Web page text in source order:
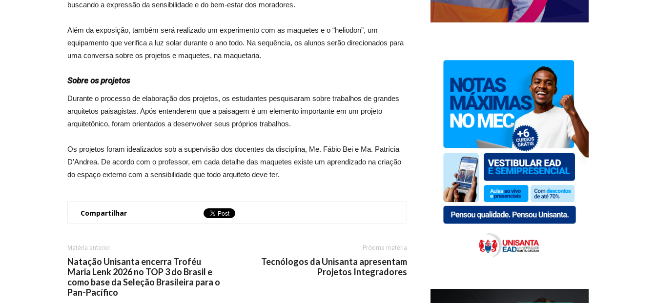
buscando a expressão da sensibilidade e do bem-estar dos moradores.
Além da exposição, também será realizado um experimento com as maquetes e o “heliodon”, um
equipamento que verifica a luz solar durante o ano todo. Na sequência, os alunos serão direcionados para
uma conversa sobre os projetos e maquetes, na maquetaria.
Sobre os projetos
Durante o processo de elaboração dos projetos, os estudantes pesquisaram sobre trabalhos de grandes
arquitetos paisagistas. Após entenderem que a paisagem é um elemento importante em um projeto
arquitetônico, foram orientados a desenvolver seus próprios trabalhos.
Os projetos foram idealizados sob a supervisão dos docentes da disciplina, Me. Fábio Bei e Ma. Patrícia
D’Andrea. De acordo com o professor, em cada detalhe das maquetes existe um aprendizado na criação
do espaço externo com a sensibilidade que todo arquiteto deve ter.
Compartilhar
Matéria anterior
Natação Unisanta encerra Troféu
Maria Lenk 2026 no TOP 3 do Brasil e
como base da Seleção Brasileira para o
Pan-Pacífico
Próxima matéria
Tecnólogos da Unisanta apresentam
Projetos Integradores